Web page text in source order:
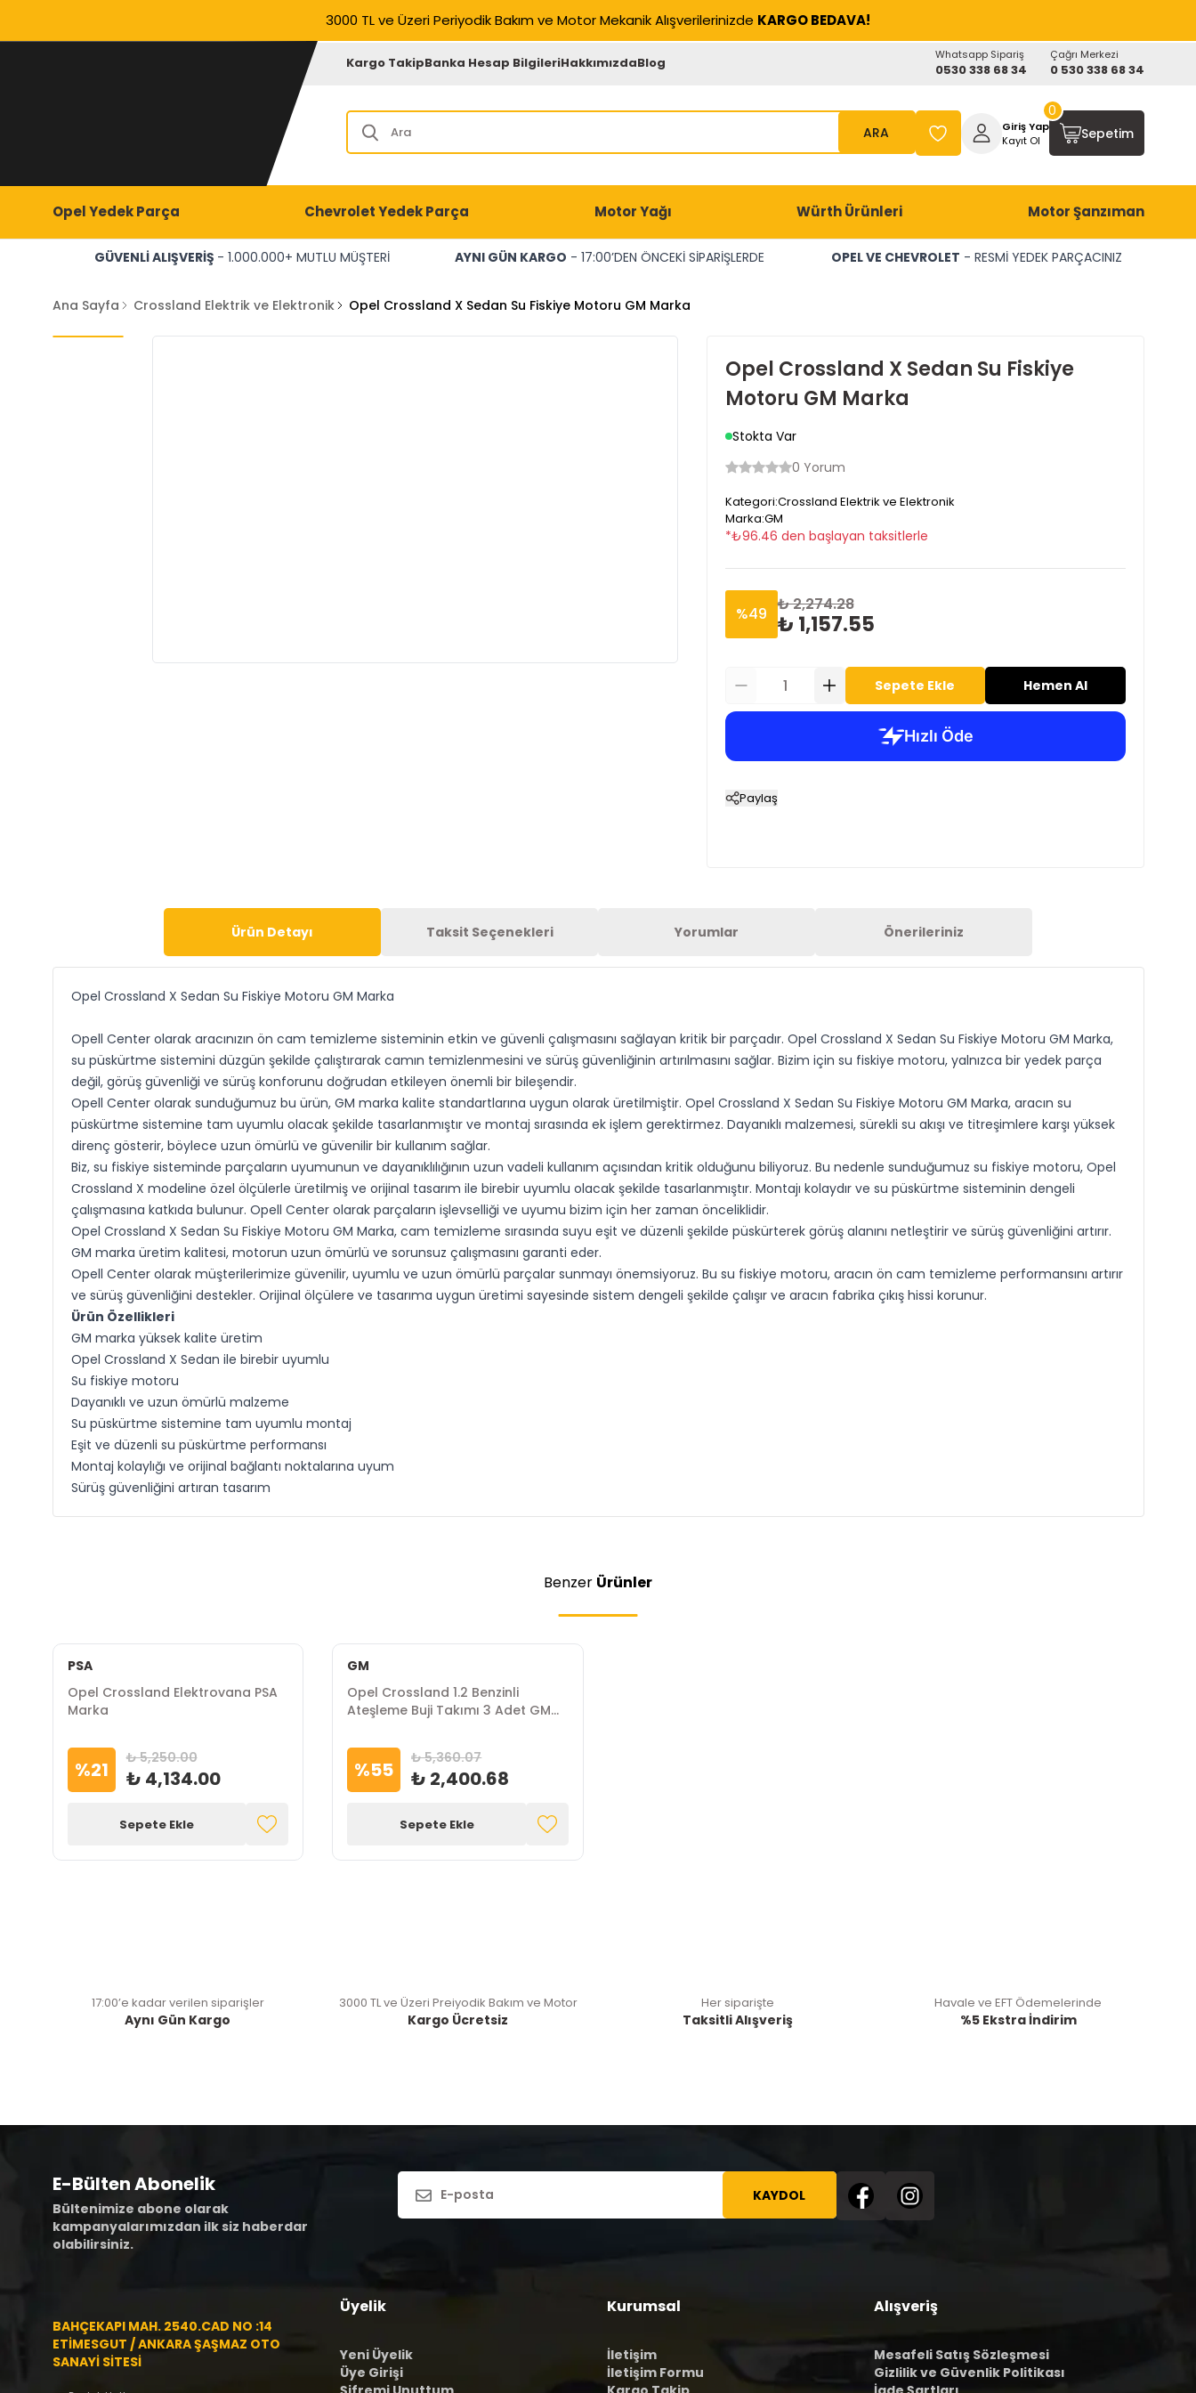
3000 TL ve Üzeri Periyodik Bakım ve Motor Mekanik Alışverilerinizde KARGO BEDAVA!
Kargo TakipBanka Hesap BilgileriHakkımızdaBlog Whatsapp Sipariş
0530 338 68 34
Çağrı Merkezi
0 530 338 68 34
ARA
Giriş Yap
Kayıt Ol
Sepetim
0
Opel Yedek Parça Chevrolet Yedek Parça Motor Yağı Würth Ürünleri Motor Şanzıman
GÜVENLİ ALIŞVERİŞ - 1.000.000+ MUTLU MÜŞTERİ AYNI GÜN KARGO - 17:00’DEN ÖNCEKİ SİPARİŞLERDE OPEL VE CHEVROLET - RESMİ YEDEK PARÇACINIZ
Ana Sayfa Crossland Elektrik ve Elektronik Opel Crossland X Sedan Su Fiskiye Motoru GM Marka
Opel Crossland X Sedan Su Fiskiye
Motoru GM Marka
Stokta Var
0 Yorum
Kategori:Crossland Elektrik ve Elektronik
Marka:GM
*₺96.46 den başlayan taksitlerle
%49 ₺ 2,274.28
₺ 1,157.55
Sepete Ekle Hemen Al
Paylaş
Ürün Detayı Taksit Seçenekleri Yorumlar Önerileriniz
Opel Crossland X Sedan Su Fiskiye Motoru GM Marka
Opell Center olarak aracınızın ön cam temizleme sisteminin etkin ve güvenli çalışmasını sağlayan kritik bir parçadır. Opel Crossland X Sedan Su Fiskiye Motoru GM Marka,
su püskürtme sistemini düzgün şekilde çalıştırarak camın temizlenmesini ve sürüş güvenliğinin artırılmasını sağlar. Bizim için su fiskiye motoru, yalnızca bir yedek parça
değil, görüş güvenliği ve sürüş konforunu doğrudan etkileyen önemli bir bileşendir.
Opell Center olarak sunduğumuz bu ürün, GM marka kalite standartlarına uygun olarak üretilmiştir. Opel Crossland X Sedan Su Fiskiye Motoru GM Marka, aracın su
püskürtme sistemine tam uyumlu olacak şekilde tasarlanmıştır ve montaj sırasında ek işlem gerektirmez. Dayanıklı malzemesi, sürekli su akışı ve titreşimlere karşı yüksek
direnç gösterir, böylece uzun ömürlü ve güvenilir bir kullanım sağlar.
Biz, su fiskiye sisteminde parçaların uyumunun ve dayanıklılığının uzun vadeli kullanım açısından kritik olduğunu biliyoruz. Bu nedenle sunduğumuz su fiskiye motoru, Opel
Crossland X modeline özel ölçülerle üretilmiş ve orijinal tasarım ile birebir uyumlu olacak şekilde tasarlanmıştır. Montajı kolaydır ve su püskürtme sisteminin dengeli
çalışmasına katkıda bulunur. Opell Center olarak parçaların işlevselliği ve uyumu bizim için her zaman önceliklidir.
Opel Crossland X Sedan Su Fiskiye Motoru GM Marka, cam temizleme sırasında suyu eşit ve düzenli şekilde püskürterek görüş alanını netleştirir ve sürüş güvenliğini artırır.
GM marka üretim kalitesi, motorun uzun ömürlü ve sorunsuz çalışmasını garanti eder.
Opell Center olarak müşterilerimize güvenilir, uyumlu ve uzun ömürlü parçalar sunmayı önemsiyoruz. Bu su fiskiye motoru, aracın ön cam temizleme performansını artırır
ve sürüş güvenliğini destekler. Orijinal ölçülere ve tasarıma uygun üretimi sayesinde sistem dengeli şekilde çalışır ve aracın fabrika çıkış hissi korunur.
Ürün Özellikleri
GM marka yüksek kalite üretim
Opel Crossland X Sedan ile birebir uyumlu
Su fiskiye motoru
Dayanıklı ve uzun ömürlü malzeme
Su püskürtme sistemine tam uyumlu montaj
Eşit ve düzenli su püskürtme performansı
Montaj kolaylığı ve orijinal bağlantı noktalarına uyum
Sürüş güvenliğini artıran tasarım
Benzer Ürünler
PSA
Opel Crossland Elektrovana PSA
Marka
%21 ₺ 5,250.00
₺ 4,134.00
Sepete Ekle
GM
Opel Crossland 1.2 Benzinli
Ateşleme Buji Takımı 3 Adet GM
%55 ₺ 5,360.07
₺ 2,400.68
Sepete Ekle
17:00’e kadar verilen siparişler
Aynı Gün Kargo
3000 TL ve Üzeri Preiyodik Bakım ve Motor
Kargo Ücretsiz
Her siparişte
Taksitli Alışveriş
Havale ve EFT Ödemelerinde
%5 Ekstra İndirim
E-Bülten Abonelik
Bültenimize abone olarak
kampanyalarımızdan ilk siz haberdar
olabilirsiniz.
KAYDOL
BAHÇEKAPI MAH. 2540.CAD NO :14
ETİMESGUT / ANKARA ŞAŞMAZ OTO
SANAYİ SİTESİ
Üyelik
Yeni Üyelik
Üye Girişi
Kurumsal
İletişim
İletişim Formu
Alışveriş
Mesafeli Satış Sözleşmesi
Gizlilik ve Güvenlik Politikası